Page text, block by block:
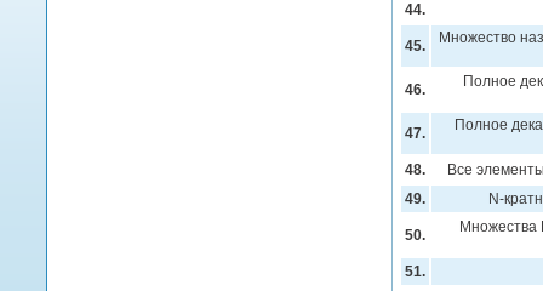
44.
45. Множество
46. Полное
47. Полное
48.
Все
49.
N-
50. Множества
51.